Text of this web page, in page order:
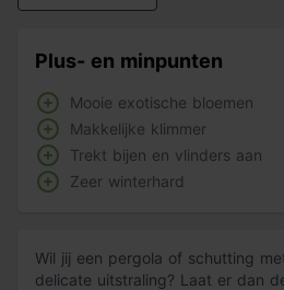
Plus- en minpunten
Mooie exotische bloemen
Makkelijke klimmer
Trekt bijen en vlinders aan
Zeer winterhard
Wil jij een pergola of schutting
delicate uitstraling? Laat er dan